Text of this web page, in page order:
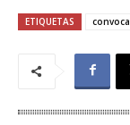
ETIQUETAS